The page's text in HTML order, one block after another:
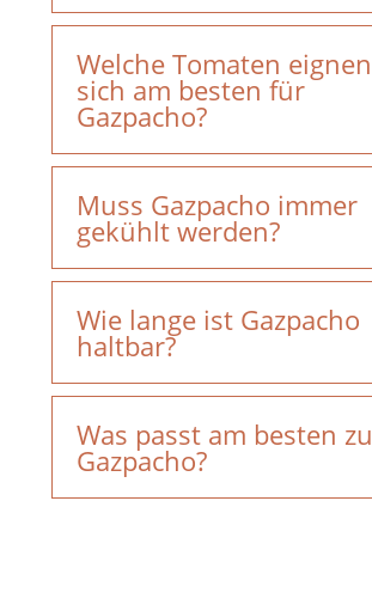
Welche Tomaten eignen
sich am besten für
Gazpacho?
Muss Gazpacho immer
gekühlt werden?
Wie lange ist Gazpacho
haltbar?
Was passt am besten zu
Gazpacho?